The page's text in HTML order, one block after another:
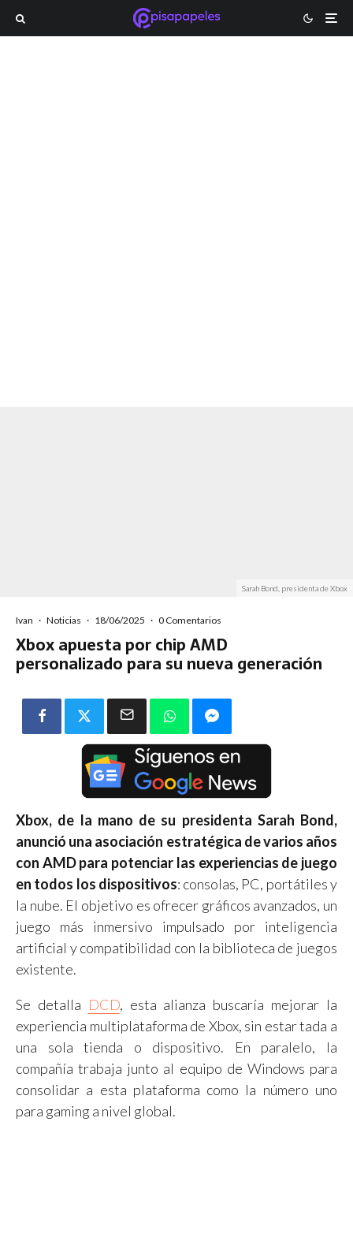
Sarah Bond, presidenta de Xbox
Ivan · Noticias · 18/06/2025 · 0 Comentarios
Xbox apuesta por chip AMD
personalizado para su nueva generación
Xbox, de la mano de su presidenta Sarah Bond,
anunció una asociación estratégica de varios años
con AMD para potenciar las experiencias de juego
en todos los dispositivos: consolas, PC, portátiles y
la nube. El objetivo es ofrecer gráficos avanzados, un
juego más inmersivo impulsado por inteligencia
artificial y compatibilidad con la biblioteca de juegos
existente.
Se detalla DCD, esta alianza buscaría mejorar la
experiencia multiplataforma de Xbox, sin estar tada a
una sola tienda o dispositivo. En paralelo, la
compañía trabaja junto al equipo de Windows para
consolidar a esta plataforma como la número uno
para gaming a nivel global.